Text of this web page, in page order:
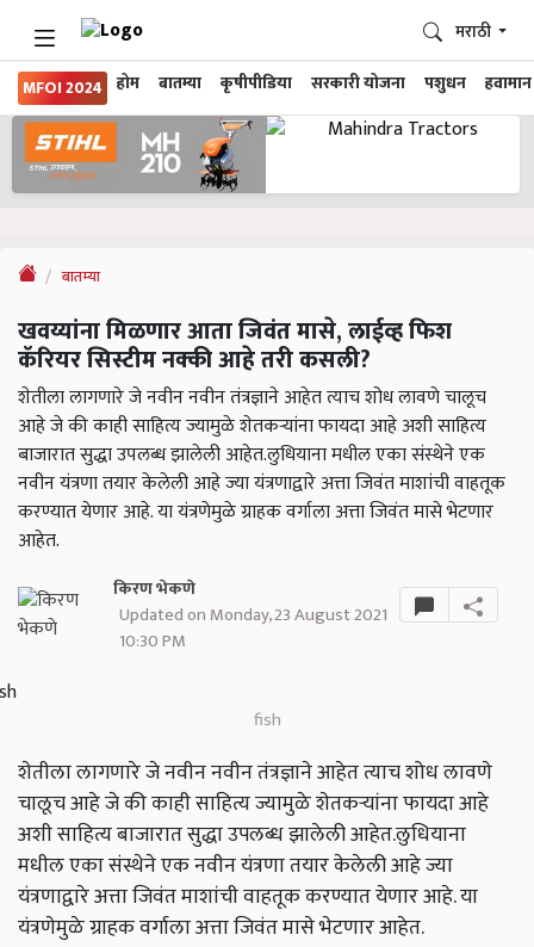
MFOI 2024 होम बातम्या कृषीपीडिया सरकारी योजना पशुधन हवामान
मराठी
बातम्या
खवय्यांना मिळणार आता जिवंत मासे, लाईव्ह फिश
कॅरियर सिस्टीम नक्की आहे तरी कसली?
शेतीला लागणारे जे नवीन नवीन तंत्रज्ञाने आहेत त्याच शोध लावणे चालूच
आहे जे की काही साहित्य ज्यामुळे शेतकऱ्यांना फायदा आहे अशी साहित्य
बाजारात सुद्धा उपलब्ध झालेली आहेत.लुधियाना मधील एका संस्थेने एक
नवीन यंत्रणा तयार केलेली आहे ज्या यंत्रणाद्वारे अत्ता जिवंत माशांची वाहतूक
करण्यात येणार आहे. या यंत्रणेमुळे ग्राहक वर्गाला अत्ता जिवंत मासे भेटणार
आहेत.
किरण भेकणे
Updated on Monday, 23 August 2021
10:30 PM
fish
शेतीला लागणारे जे नवीन नवीन तंत्रज्ञाने आहेत त्याच शोध लावणे
चालूच आहे जे की काही साहित्य ज्यामुळे शेतकऱ्यांना फायदा आहे
अशी साहित्य बाजारात सुद्धा उपलब्ध झालेली आहेत.लुधियाना
मधील एका संस्थेने एक नवीन यंत्रणा तयार केलेली आहे ज्या
यंत्रणाद्वारे अत्ता जिवंत माशांची वाहतूक करण्यात येणार आहे. या
यंत्रणेमुळे ग्राहक वर्गाला अत्ता जिवंत मासे भेटणार आहेत.